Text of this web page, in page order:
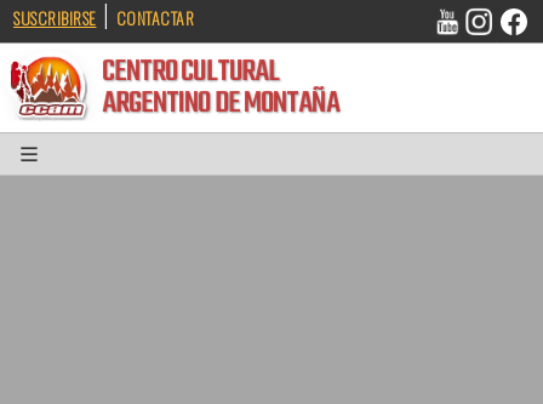
SUSCRIBIRSE | CONTACTAR
CENTRO CULTURAL
ARGENTINO DE MONTAÑA